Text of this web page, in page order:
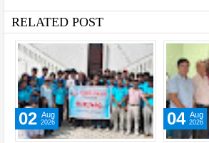
RELATED POST
02 Aug
2026 04 Aug
2026